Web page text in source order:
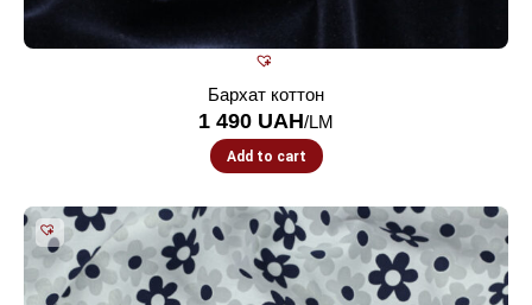
Бархат коттон
1 490 UAH/LM
Add to cart